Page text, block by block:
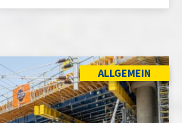
ALLGEMEIN